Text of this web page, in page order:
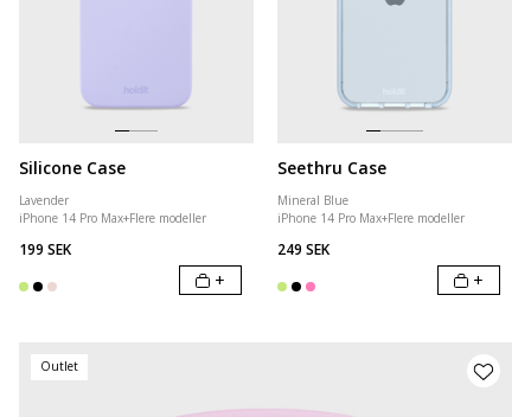
Silicone Case
Lavender
iPhone 14 Pro Max+Flere modeller
199 SEK
+
Seethru Case
Mineral Blue
iPhone 14 Pro Max+Flere modeller
249 SEK
+
Outlet